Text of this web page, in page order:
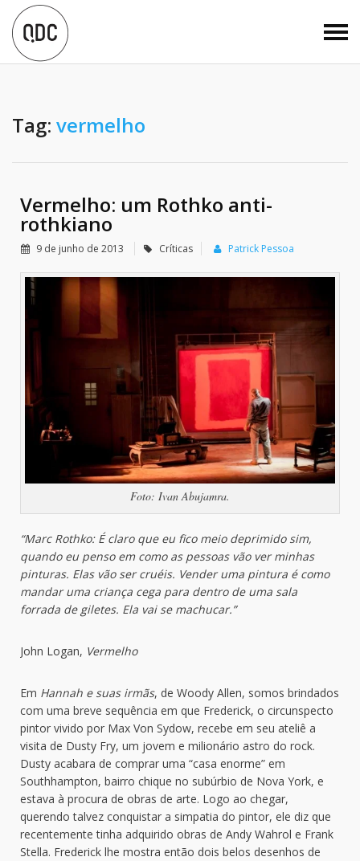
Tag: vermelho
Vermelho: um Rothko anti-
rothkiano
9 de junho de 2013 Críticas Patrick Pessoa
Foto: Ivan Abujamra.
“Marc Rothko: É claro que eu fico meio deprimido sim,
quando eu penso em como as pessoas vão ver minhas
pinturas. Elas vão ser cruéis. Vender uma pintura é como
mandar uma criança cega para dentro de uma sala
forrada de giletes. Ela vai se machucar.”
John Logan, Vermelho
Em Hannah e suas irmãs, de Woody Allen, somos brindados
com uma breve sequência em que Frederick, o circunspecto
pintor vivido por Max Von Sydow, recebe em seu ateliê a
visita de Dusty Fry, um jovem e milionário astro do rock.
Dusty acabara de comprar uma “casa enorme” em
Southhampton, bairro chique no subúrbio de Nova York, e
estava à procura de obras de arte. Logo ao chegar,
querendo talvez conquistar a simpatia do pintor, ele diz que
recentemente tinha adquirido obras de Andy Wahrol e Frank
Stella. Frederick lhe mostra então dois belos desenhos de